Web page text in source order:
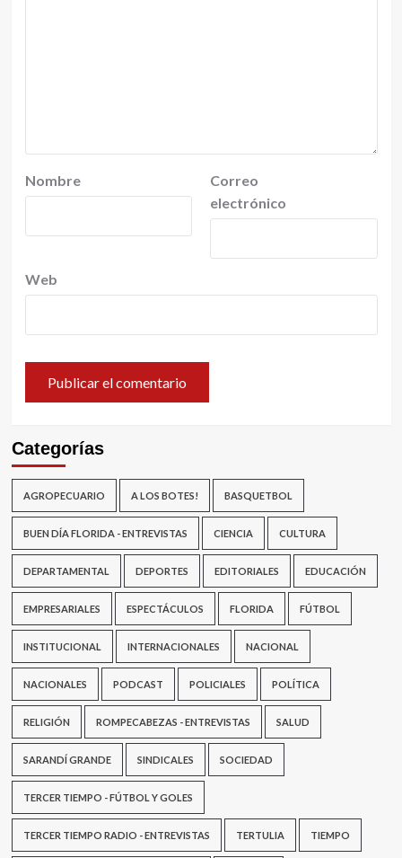
Nombre
Correo
electrónico
Web
Categorías
AGROPECUARIO A LOS BOTES! BASQUETBOL
BUEN DÍA FLORIDA - ENTREVISTAS CIENCIA CULTURA
DEPARTAMENTAL DEPORTES EDITORIALES EDUCACIÓN
EMPRESARIALES ESPECTÁCULOS FLORIDA FÚTBOL
INSTITUCIONAL INTERNACIONALES NACIONAL
NACIONALES PODCAST POLICIALES POLÍTICA
RELIGIÓN ROMPECABEZAS - ENTREVISTAS SALUD
SARANDÍ GRANDE SINDICALES SOCIEDAD
TERCER TIEMPO - FÚTBOL Y GOLES
TERCER TIEMPO RADIO - ENTREVISTAS TERTULIA TIEMPO